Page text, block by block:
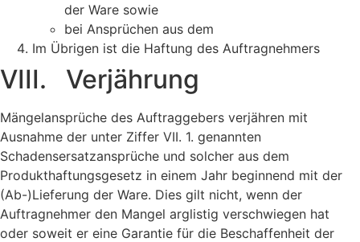
der Ware sowie
bei Ansprüchen aus dem
Im Übrigen ist die Haftung des Auftragnehmers
VIII. Verjährung
Mängelansprüche des Auftraggebers verjähren mit
Ausnahme der unter Ziffer VII. 1. genannten
Schadensersatzansprüche und solcher aus dem
Produkthaftungsgesetz in einem Jahr beginnend mit der
(Ab-)Lieferung der Ware. Dies gilt nicht, wenn der
Auftragnehmer den Mangel arglistig verschwiegen hat
oder soweit er eine Garantie für die Beschaffenheit der